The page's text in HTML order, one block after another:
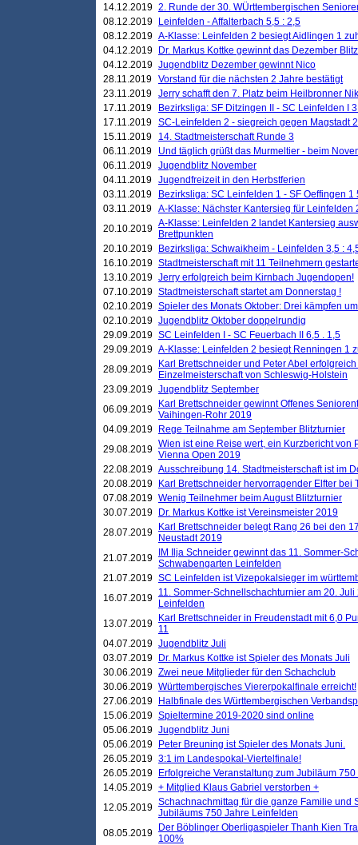
14.12.2019 2. Runde der 30. WÜrttembergischen
08.12.2019
Leinfelden - Affalterbach 5,5 : 2,5
08.12.2019 A-Klasse: Leinfelden 2 besiegt Aidlingen 1
04.12.2019
Dr. Markus Kottke gewinnt das Dezember
04.12.2019 Jugendblitz Dezember gewinnt Nico
28.11.2019 Vorstand für die nächsten 2 Jahre bestätigt
23.11.2019 Jerry schafft den 7. Platz beim Heilbronner
17.11.2019
Bezirksliga: SF Ditzingen II - SC Leinfelden I
17.11.2019 SC-Leinfelden 2 - siegreich gegen Magstadt 2
15.11.2019
14. Stadtmeisterschaft Runde 3
06.11.2019
Und täglich grüßt das Murmeltier - beim
06.11.2019 Jugendblitz November
04.11.2019 Jugendfreizeit in den Herbstferien
03.11.2019
Bezirksliga: SC Leinfelden 1 - SF Oeffingen 1
03.11.2019 A-Klasse: Nächster Kantersieg für Leinfelden
20.10.2019 A-Klasse: Leinfelden 2 landet Kantersieg
Brettpunkten
20.10.2019
Bezirksliga: Schwaikheim - Leinfelden 3,5 :
16.10.2019 Stadtmeisterschaft mit 11 Teilnehmern
13.10.2019 Jerry erfolgreich beim Kirnbach Jugendopen!
07.10.2019 Stadtmeisterschaft startet am Donnerstag !
02.10.2019 Spieler des Monats Oktober: Drei kämpfen
02.10.2019 Jugendblitz Oktober doppelrundig
29.09.2019 SC Leinfelden I - SC Feuerbach II 6,5 . 1,5
29.09.2019 A-Klasse: Leinfelden 2 besiegt Renningen 1
28.09.2019
Karl Brettschneider und Peter Abel
Einzelmeisterschaft von Schleswig-Holstein
23.09.2019 Jugendblitz September
06.09.2019
Karl Brettschneider gewinnt Offenes
Vaihingen-Rohr 2019
04.09.2019
Rege Teilnahme am September Blitzturnier
29.08.2019 Wien ist eine Reise wert, ein Kurzbericht von
Vienna Open 2019
22.08.2019 Ausschreibung 14. Stadtmeisterschaft ist im
20.08.2019
Karl Brettschneider hervorragender Elfter bei
07.08.2019 Wenig Teilnehmer beim August Blitzturnier
30.07.2019
Dr. Markus Kottke ist Vereinsmeister 2019
28.07.2019
Karl Brettschneider belegt Rang 26 bei den
Neustadt 2019
21.07.2019
IM Ilja Schneider gewinnt das 11. Sommer-
Schwabengarten Leinfelden
21.07.2019 SC Leinfelden ist Vizepokalsieger im
16.07.2019 11. Sommer-Schnellschachturnier am 20.
Leinfelden
13.07.2019
Karl Brettschneider in Freudenstadt mit 6,0
11
04.07.2019 Jugendblitz Juli
03.07.2019
Dr. Markus Kottke ist Spieler des Monats Juli
30.06.2019 Zwei neue Mitglieder für den Schachclub
30.06.2019 Württembergisches Viererpokalfinale erreicht!
27.06.2019
Halbfinale des Württembergischen
15.06.2019 Spieltermine 2019-2020 sind online
05.06.2019 Jugendblitz Juni
05.06.2019
Peter Breuning ist Spieler des Monats Juni.
26.05.2019 3:1 im Landespokal-Viertelfinale!
26.05.2019
Erfolgreiche Veranstaltung zum Jubiläum
14.05.2019 + Mitglied Klaus Gabriel verstorben +
12.05.2019 Schachnachmittag für die ganze Familie und
Jubiläums 750 Jahre Leinfelden
08.05.2019
Der Böblinger Oberligaspieler Thanh Kien
100%